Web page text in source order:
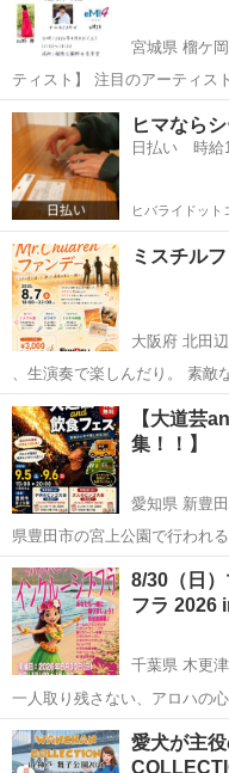
宮城県 榴ケ
ティスト】 注目のアーティス
杜野 舞 🎤…
宮城 仙台市 榴ケ岡駅
ヒマなら
日払い 時給
ヒバライドット
ミスチル
大阪府 北田
、生演奏で楽しんだり。 素
は…
大阪 大阪市 北田辺駅
【大道芸
集！！】
愛知県 新豊
県豊田市の宮上公園で行われ
す。 出演時間は…
愛知 豊田市 新豊田駅
8/30（日
フラ 2026
千葉県 木更
一人取り残さない、アロハの
り」や「物…
千葉 木更津市 木更津駅
愛犬が主